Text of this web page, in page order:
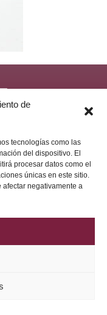
de
tecnologías como las
del dispositivo. El
procesar datos como el
únicas en este sitio.
afectar negativamente a